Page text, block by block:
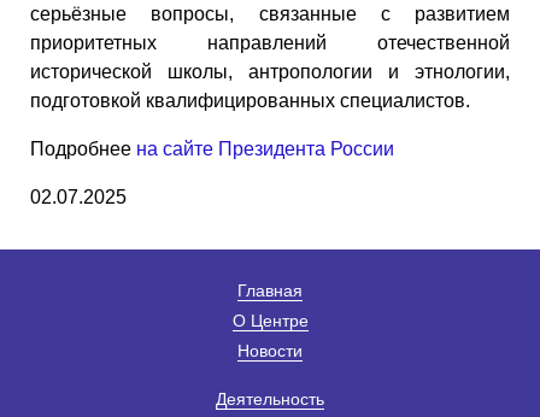
серьёзные вопросы, связанные с развитием
приоритетных направлений отечественной
исторической школы, антропологии и этнологии,
подготовкой квалифицированных специалистов.
Подробнее на сайте Президента России
02.07.2025
Главная
О Центре
Новости
Деятельность